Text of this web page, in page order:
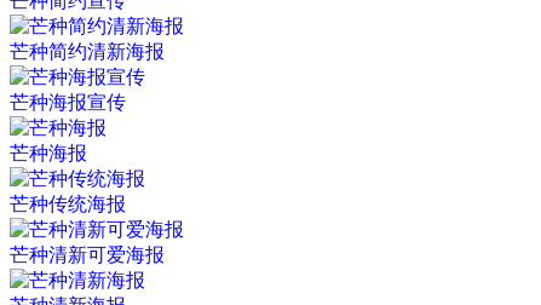
芒种简约清新海报
芒种海报宣传
芒种海报
芒种传统海报
芒种清新可爱海报